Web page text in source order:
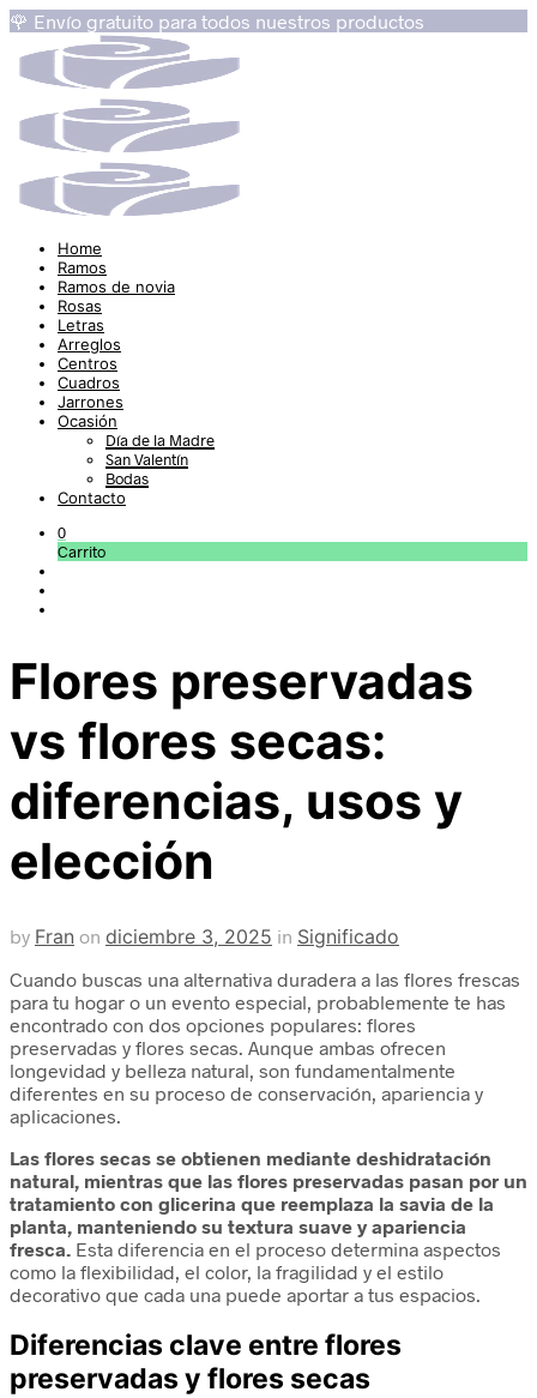
🌹 Envío gratuito para todos nuestros productos
Home
Ramos
Ramos de novia
Rosas
Letras
Arreglos
Centros
Cuadros
Jarrones
Ocasión
Día de la Madre
San Valentín
Bodas
Contacto
0
Carrito
Flores preservadas
vs flores secas:
diferencias, usos y
elección
by Fran on diciembre 3, 2025 in Significado
Cuando buscas una alternativa duradera a las flores frescas
para tu hogar o un evento especial, probablemente te has
encontrado con dos opciones populares: flores
preservadas y flores secas. Aunque ambas ofrecen
longevidad y belleza natural, son fundamentalmente
diferentes en su proceso de conservación, apariencia y
aplicaciones.
Las flores secas se obtienen mediante deshidratación
natural, mientras que las flores preservadas pasan por un
tratamiento con glicerina que reemplaza la savia de la
planta, manteniendo su textura suave y apariencia
fresca. Esta diferencia en el proceso determina aspectos
como la flexibilidad, el color, la fragilidad y el estilo
decorativo que cada una puede aportar a tus espacios.
Diferencias clave entre flores
preservadas y flores secas